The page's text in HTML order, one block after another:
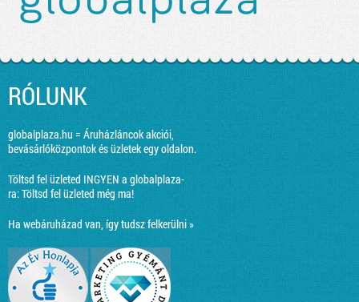
RÓLUNK
globalplaza.hu = Áruházláncok akciói,
bevásárlóközpontok és üzletek egy oldalon.
Töltsd fel üzleted INGYEN a globalplaza-
ra:Töltsd fel üzleted még ma!
Ha webáruházad van, így tudsz felkerülni »